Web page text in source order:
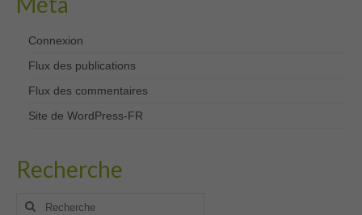
Connexion
Flux des publications
Flux des commentaires
Site de WordPress-FR
Recherche
Rechercher